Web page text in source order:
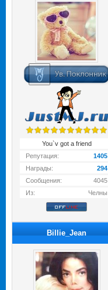
You`v got a friend
Репутация:
1405
Награды:
294
Сообщения:
4045
Из:
Челны
Billie_Jean